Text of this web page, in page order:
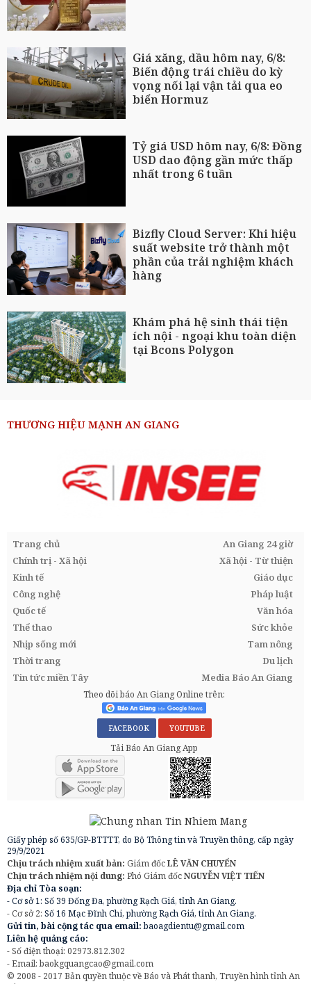
Giá xăng, dầu hôm nay, 6/8:
Biến động trái chiều do kỳ
vọng nối lại vận tải qua eo
biển Hormuz
Tỷ giá USD hôm nay, 6/8: Đồng
USD dao động gần mức thấp
nhất trong 6 tuần
Bizfly Cloud Server: Khi hiệu
suất website trở thành một
phần của trải nghiệm khách
hàng
Khám phá hệ sinh thái tiện
ích nội - ngoại khu toàn diện
tại Bcons Polygon
THƯƠNG HIỆU MẠNH AN GIANG
Trang chủ
An Giang 24 giờ
Chính trị - Xã hội
Xã hội - Từ thiện
Kinh tế
Giáo dục
Công nghệ
Pháp luật
Quốc tế
Văn hóa
Thể thao
Sức khỏe
Nhịp sống mới
Tam nông
Thời trang
Du lịch
Tin tức miền Tây
Media Báo An Giang
Theo dõi báo An Giang Online trên:
FACEBOOK YOUTUBE
Tải Báo An Giang App
Giấy phép số 635/GP-BTTTT, do Bộ Thông tin và Truyền thông, cấp ngày
29/9/2021
Chịu trách nhiệm xuất bản: Giám đốcLÊ VĂN CHUYỂN
Chịu trách nhiệm nội dung: Phó Giám đốcNGUYỄN VIỆT TIẾN
Địa chỉ Tòa soạn:
- Cơ sở 1: Số 39 Đống Đa, phường Rạch Giá, tỉnh An Giang.
- Cơ sở 2: Số 16 Mạc Đĩnh Chi, phường Rạch Giá, tỉnh An Giang.
Gửi tin, bài cộng tác qua email:baoagdientu@gmail.com
Liên hệ quảng cáo:
- Số điện thoại: 02973.812.302
- Email:baokgquangcao@gmail.com
© 2008 - 2017 Bản quyền thuộc về Báo và Phát thanh, Truyền hình tỉnh An